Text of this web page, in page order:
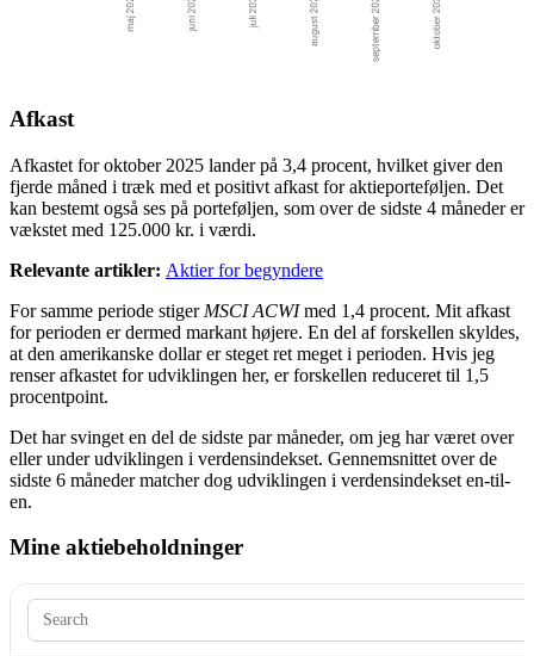
Afkast
Afkastet for oktober 2025 lander på 3,4 procent, hvilket giver den
fjerde måned i træk med et positivt afkast for aktieporteføljen. Det
kan bestemt også ses på porteføljen, som over de sidste 4 måneder er
vækstet med 125.000 kr. i værdi.
Relevante artikler: Aktier for begyndere
For samme periode stiger MSCI ACWImed 1,4 procent. Mit afkast
for perioden er dermed markant højere. En del af forskellen skyldes,
at den amerikanske dollar er steget ret meget i perioden. Hvis jeg
renser afkastet for udviklingen her, er forskellen reduceret til 1,5
procentpoint.
Det har svinget en del de sidste par måneder, om jeg har været over
eller under udviklingen i verdensindekset. Gennemsnittet over de
sidste 6 måneder matcher dog udviklingen i verdensindekset en-til-
en.
Mine aktiebeholdninger